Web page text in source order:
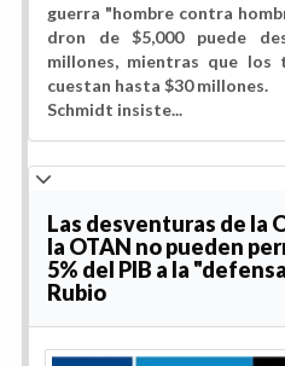
guerra "hombre contra
dron de $5,000 puede
millones, mientras que los
cuestan hasta $30 millones.
Schmidt insiste...
Las desventuras de la
la OTAN no pueden
5% del PIB a la
Rubio